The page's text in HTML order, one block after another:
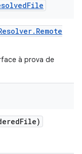
File
. Remote
à prova de
File)